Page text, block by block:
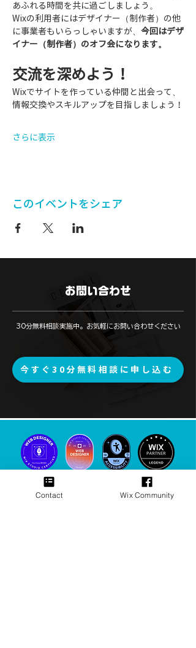
あふれる時間を共に過ごしましょう。
Wixの利用者にはデザイナー（制作者）の他
に事業者もいらっしゃいますが、 今回はデザ
イナー（制作者）のオフ会になります。
交流を深めよう！
Wixでサイトを作っている仲間と出会って、
情報交換やスキルアップを目指しましょう！
さらに表示
このイベントをシェア
お問い合わせ
​30分無料相談実施中。お気軽にお問い合わせください
今すぐ30分無料相談に申し込む
Please follow me!
Contact Wix Community